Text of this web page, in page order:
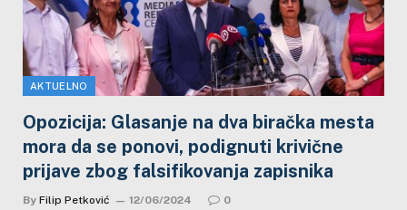
AKTUELNO
Opozicija: Glasanje na dva biračka mesta
mora da se ponovi, podignuti krivične
prijave zbog falsifikovanja zapisnika
By Filip Petković 12/06/2024 0